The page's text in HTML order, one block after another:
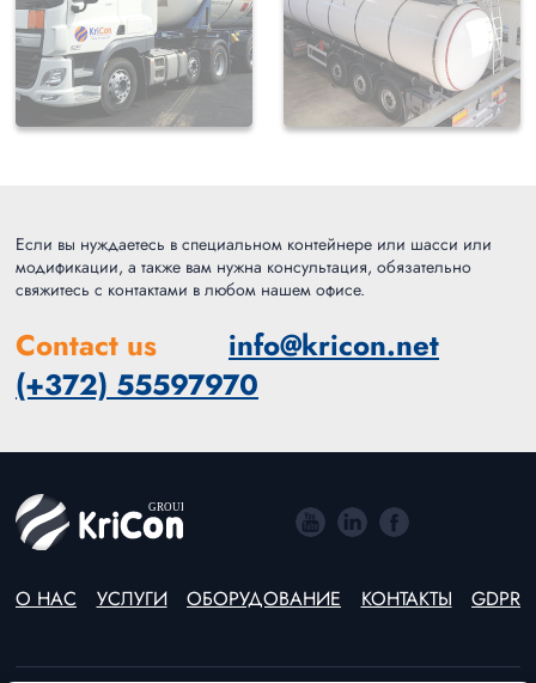
Если вы нуждаетесь в специальном контейнере или шасси или
модификации, а также вам нужна консультация, обязательно
свяжитесь с контактами в любом нашем офисе.
Contact us
info@kricon.net
(+372) 55597970
О НАС УСЛУГИ ОБОРУДОВАНИЕ КОНТАКТЫ GDPR